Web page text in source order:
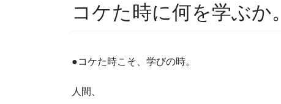
コケた時に何を学ぶか。
●コケた時こそ、学びの時。
人間、